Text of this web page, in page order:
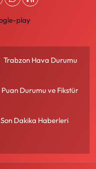
Trabzon Hava Durumu
Puan Durumu ve Fikstür
Son Dakika Haberleri